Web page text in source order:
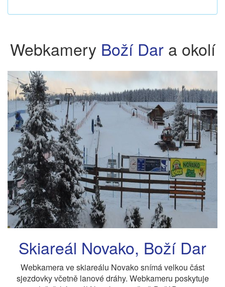
Webkamery Boží Dara okolí
Skiareál Novako, Boží Dar
Webkamera ve skiareálu Novako snímá velkou část
sjezdovky včetně lanové dráhy. Webkameru poskytuje